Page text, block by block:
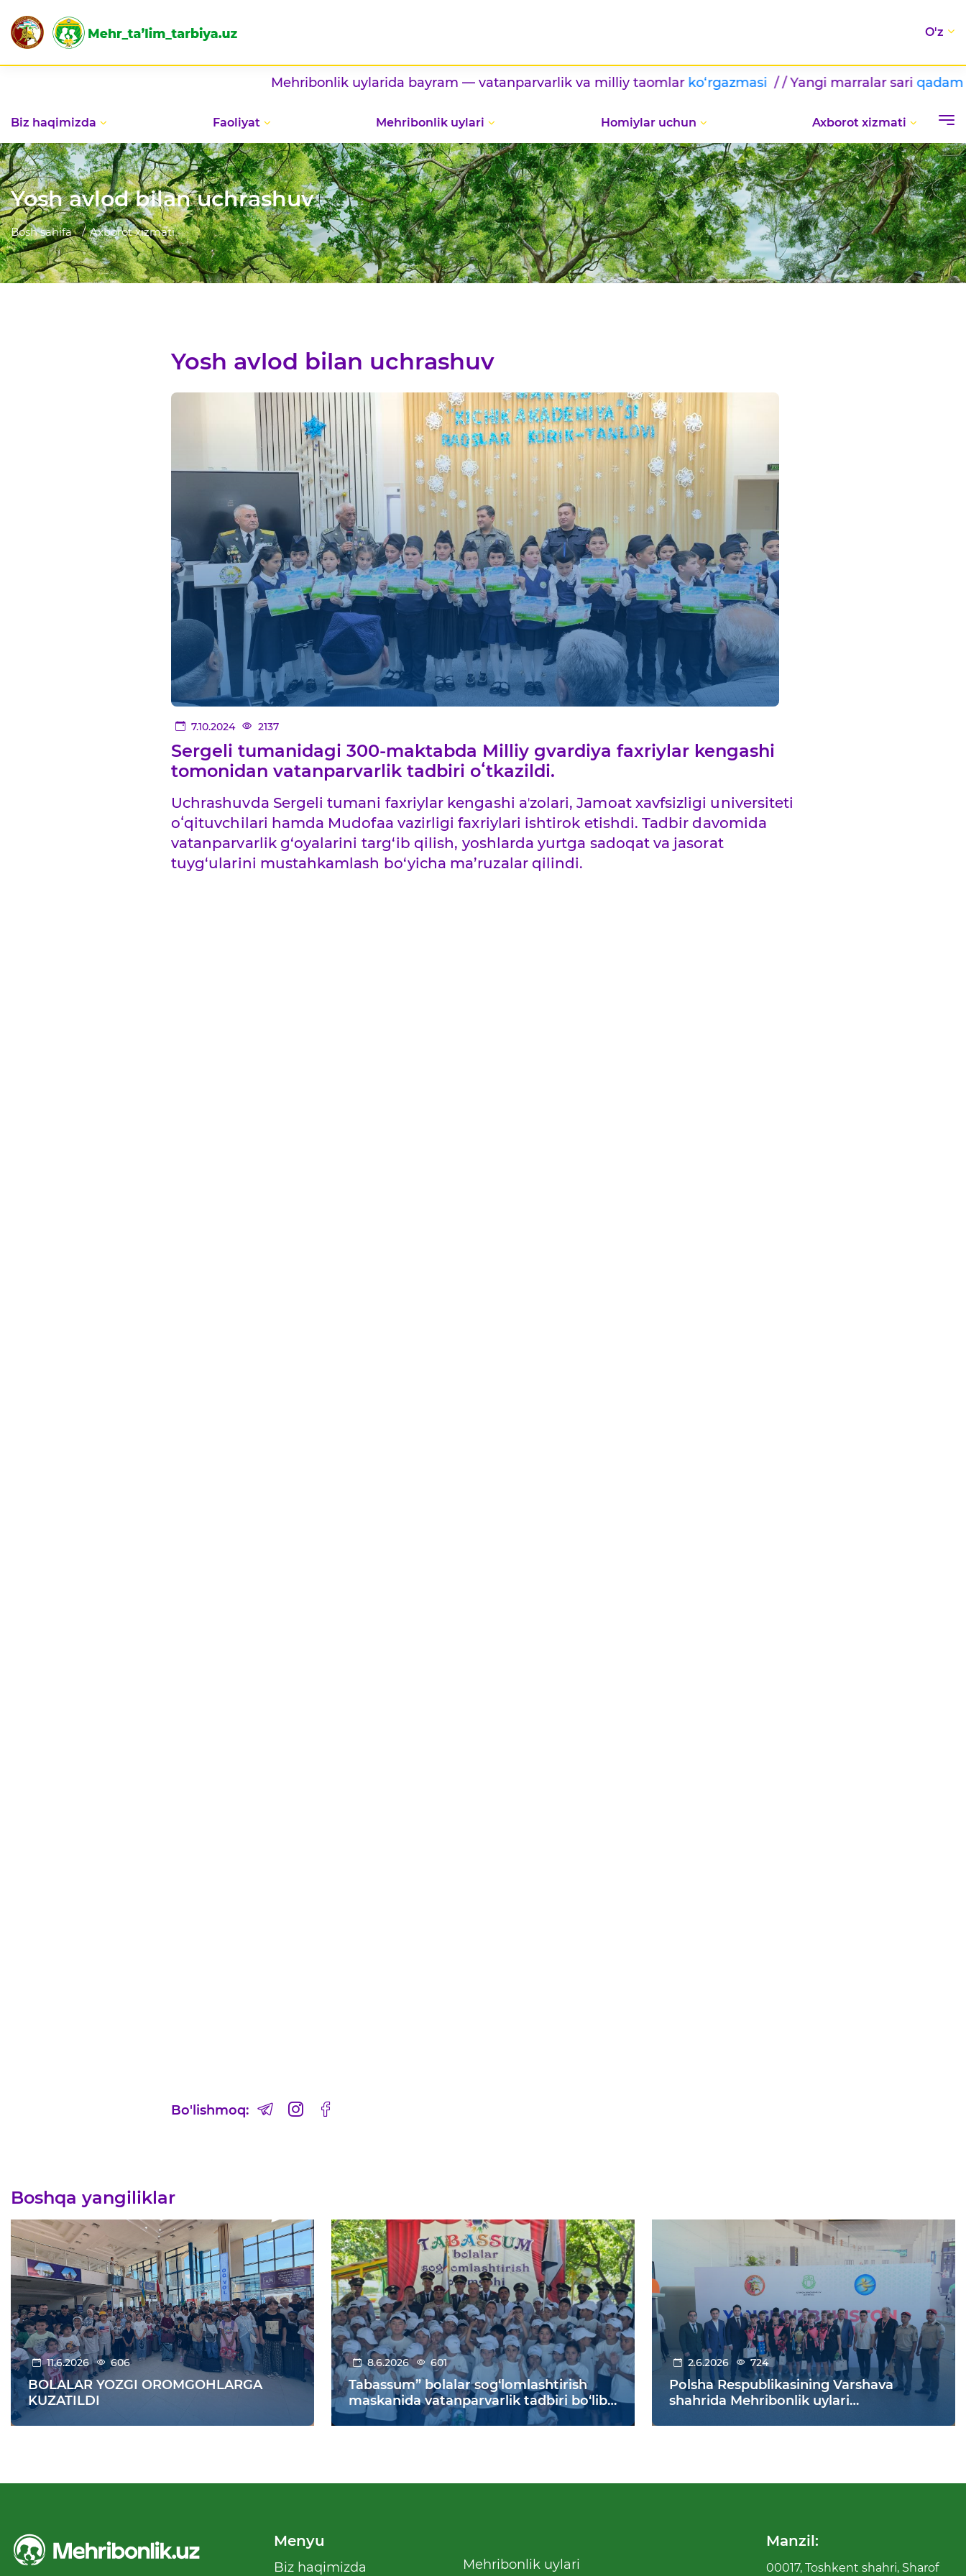
O'z
Mehribonlik uylarida bayram — vatanparvarlik va milliy taomlarko‘rgazmasi / / Yangi marralar sariqadam/ / BILIMLAR
Biz haqimizda Faoliyat Mehribonlik uylari Homiylar uchun Axborot xizmati
Yosh avlod bilan uchrashuv
Bosh sahifa Axborot xizmati
Yosh avlod bilan uchrashuv
7.10.2024 2137
Sergeli tumanidagi 300-maktabda Milliy gvardiya faxriylar kengashi
tomonidan vatanparvarlik tadbiri oʻtkazildi.
Uchrashuvda Sergeli tumani faxriylar kengashi aʼzolari, Jamoat xavfsizligi universiteti
oʻqituvchilari hamda Mudofaa vazirligi faxriylari ishtirok etishdi. Tadbir davomida
vatanparvarlik g‘oyalarini targ‘ib qilish, yoshlarda yurtga sadoqat va jasorat
tuyg‘ularini mustahkamlash bo‘yicha ma’ruzalar qilindi.
Bo'lishmoq:
Boshqa yangiliklar
11.6.2026 606
BOLALAR YOZGI OROMGOHLARGA
KUZATILDI
8.6.2026 601
Tabassum” bolalar sog‘lomlashtirish
maskanida vatanparvarlik tadbiri bo‘lib
o‘tdi
2.6.2026 724
Polsha Respublikasining Varshava
shahrida Mehribonlik uylari
Menyu
Biz haqimizda Mehribonlik uylari
Manzil:
00017, Toshkent shahri, Sharof